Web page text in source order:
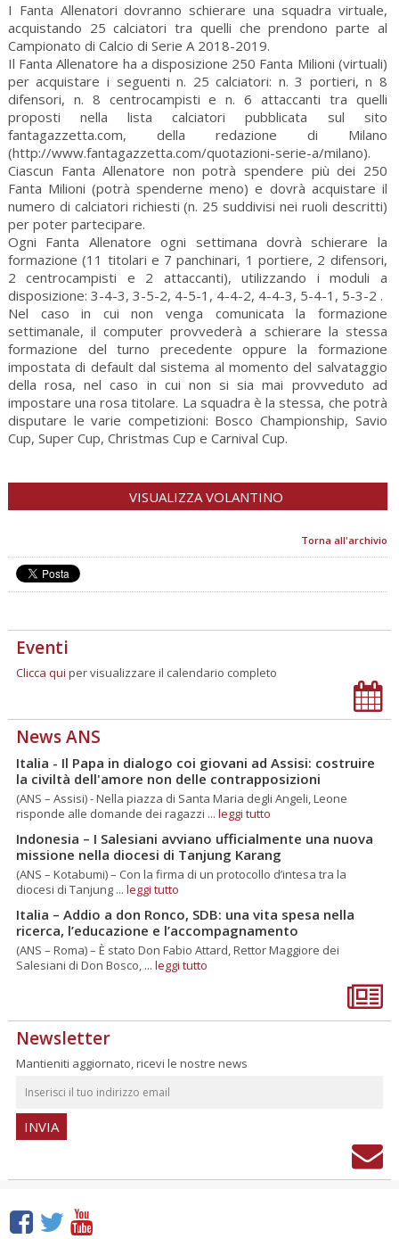
I Fanta Allenatori dovranno schierare una squadra virtuale,
acquistando 25 calciatori tra quelli che prendono parte al
Campionato di Calcio di Serie A 2018-2019.
Il Fanta Allenatore ha a disposizione 250 Fanta Milioni (virtuali)
per acquistare i seguenti n. 25 calciatori: n. 3 portieri, n 8
difensori, n. 8 centrocampisti e n. 6 attaccanti tra quelli
proposti nella lista calciatori pubblicata sul sito
fantagazzetta.com, della redazione di Milano
(http://www.fantagazzetta.com/quotazioni-serie-a/milano).
Ciascun Fanta Allenatore non potrà spendere più dei 250
Fanta Milioni (potrà spenderne meno) e dovrà acquistare il
numero di calciatori richiesti (n. 25 suddivisi nei ruoli descritti)
per poter partecipare.
Ogni Fanta Allenatore ogni settimana dovrà schierare la
formazione (11 titolari e 7 panchinari, 1 portiere, 2 difensori,
2 centrocampisti e 2 attaccanti), utilizzando i moduli a
disposizione: 3-4-3, 3-5-2, 4-5-1, 4-4-2, 4-4-3, 5-4-1, 5-3-2 .
Nel caso in cui non venga comunicata la formazione
settimanale, il computer provvederà a schierare la stessa
formazione del turno precedente oppure la formazione
impostata di default dal sistema al momento del salvataggio
della rosa, nel caso in cui non si sia mai provveduto ad
impostare una rosa titolare. La squadra è la stessa, che potrà
disputare le varie competizioni: Bosco Championship, Savio
Cup, Super Cup, Christmas Cup e Carnival Cup.
VISUALIZZA VOLANTINO
Torna all'archivio
Eventi
Clicca qui per visualizzare il calendario completo
News ANS
Italia - Il Papa in dialogo coi giovani ad Assisi: costruire
la civiltà dell'amore non delle contrapposizioni
(ANS – Assisi) - Nella piazza di Santa Maria degli Angeli, Leone
risponde alle domande dei ragazzi ... leggi tutto
Indonesia – I Salesiani avviano ufficialmente una nuova
missione nella diocesi di Tanjung Karang
(ANS – Kotabumi) – Con la firma di un protocollo d’intesa tra la
diocesi di Tanjung ... leggi tutto
Italia – Addio a don Ronco, SDB: una vita spesa nella
ricerca, l’educazione e l’accompagnamento
(ANS – Roma) – È stato Don Fabio Attard, Rettor Maggiore dei
Salesiani di Don Bosco, ... leggi tutto
Newsletter
Mantieniti aggiornato, ricevi le nostre news